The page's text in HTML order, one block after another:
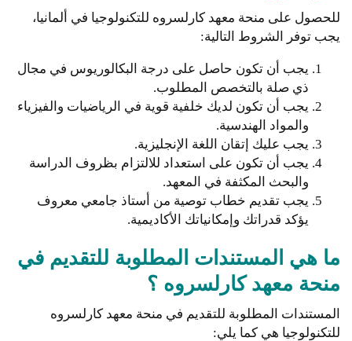
للحصول على منحة معهد كارلسروه للتكنولوجيا في ألمانيا،
يجب توفر الشروط التالية:
يجب أن تكون حاصل على درجة البكالوريوس في مجال
ذي صلة بالتخصص المطلوب.
يجب أن تكون لديك خلفية قوية في الرياضيات والفيزياء
والمواد الهندسية.
يجب عليك إتقان اللغة الإنجليزية.
يجب أن تكون على استعداد للالتزام بظروف الدراسة
والبحث المكثفة في المعهد.
يجب تقديم خطاب توصية من أستاذ جامعي معروف
يؤكد قدراتك وإمكانياتك الأكاديمية.
ما هي المستندات المطلوبة للتقديم في
منحة معهد كارلسروه ؟
المستندات المطلوبة للتقديم في منحة معهد كارلسروه
للتكنولوجيا هي كما يلي: